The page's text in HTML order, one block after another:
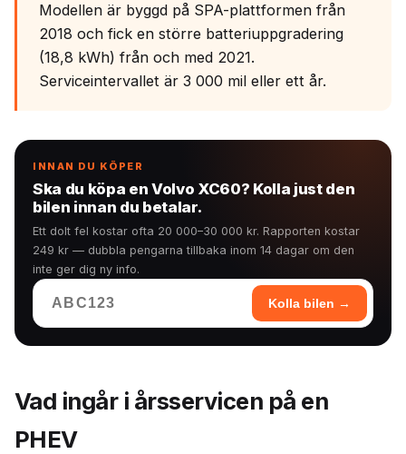
Modellen är byggd på SPA-plattformen från
2018 och fick en större batteriuppgradering
(18,8 kWh) från och med 2021.
Serviceintervallet är 3 000 mil eller ett år.
INNAN DU KÖPER
Ska du köpa en Volvo XC60? Kolla just den
bilen innan du betalar.
Ett dolt fel kostar ofta 20 000–30 000 kr. Rapporten kostar
249 kr — dubbla pengarna tillbaka inom 14 dagar om den
inte ger dig ny info.
Kolla bilen →
Vad ingår i årsservicen på en
PHEV